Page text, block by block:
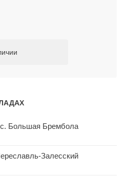
Большая Брембола
Залесский